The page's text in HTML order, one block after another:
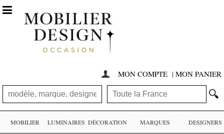
 MON COMPTE | MON PANIER
🔍

MOBILIER LUMINAIRES DÉCORATION MARQUES DESIGNERS